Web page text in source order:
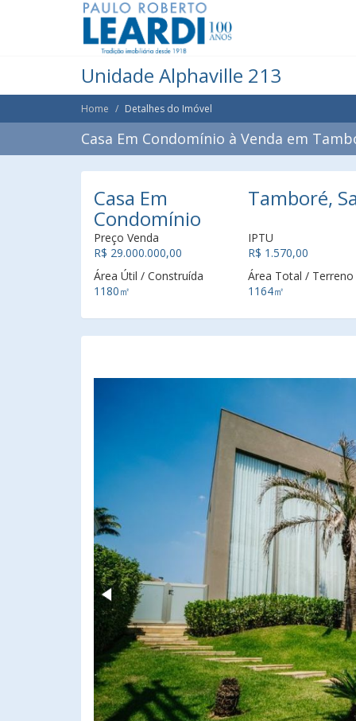
Unidade Alphaville 213
Home Detalhes do Imóvel
Casa Em Condomínio à Venda em
Casa Em
Condomínio
Tamboré,
Preço Venda
R$ 29.000.000,00
IPTU
R$ 1.570,00
Área Útil / Construída
1180㎡
Área Total / Terreno
1164㎡